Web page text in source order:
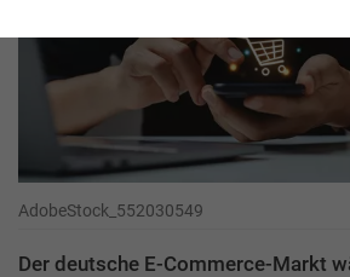
AdobeStock_552030549
Der deutsche E-Commerce-Markt